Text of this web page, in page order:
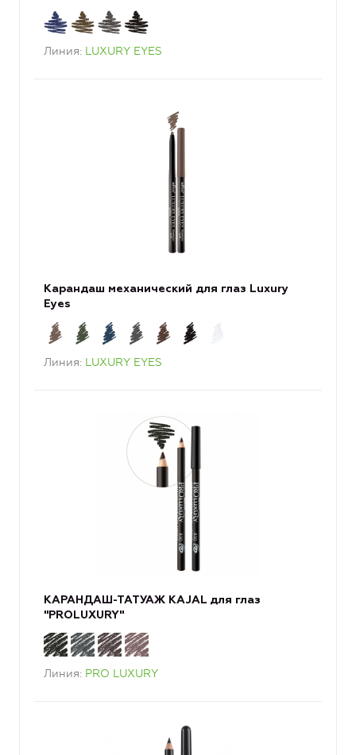
Линия LUXURY EYES
Карандаш механический для глаз Luxury
Eyes
Линия LUXURY EYES
КАРАНДАШ-ТАТУАЖ KAJAL для глаз
"PROLUXURY"
Линия PRO LUXURY